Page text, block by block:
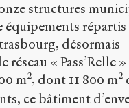
structures
répartis
désormais
« Pass’Relle
m², dont 11 800 m²
ce bâtiment